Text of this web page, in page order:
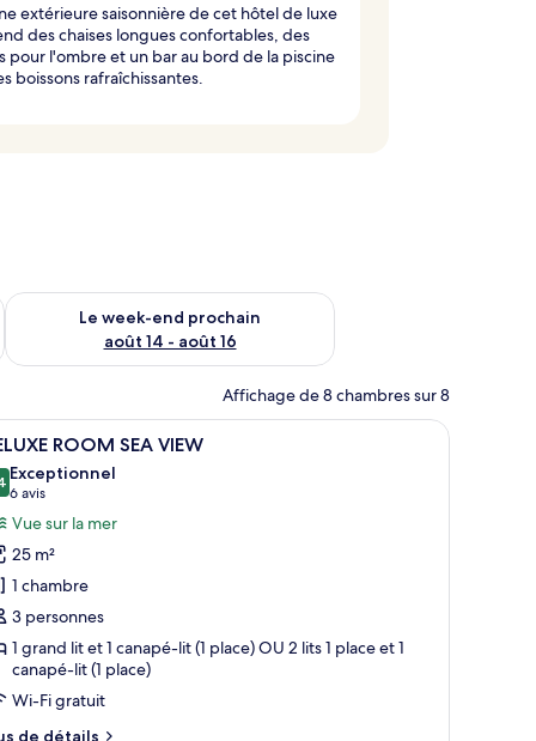
extérieure saisonnière de cet hôtel de luxe
des chaises longues confortables, des
pour l'ombre et un bar au bord de la piscine
boissons rafraîchissantes.
août 7 - août 9
Le week-end prochain
août 14 - août 16
Vérifier la disponibilité pour le week-end prochain août 14 -
Affichage de 8 chambres sur 8
encadrées accrochées au mur.
lit, d’un bureau, d’une chaise et d’un coin repas avec des fruits.
:
Une chambre d’hôtel avec un grand lit, un
5 ROOM SEA VIEW
sur 10
Exceptionnel
6 avis
(6 avis)
Vue sur la mer
25 m²
1 chambre
3 personnes
1 grand lit et 1 canapé-lit (1 place) OU 2 lits 1 place et 1
canapé-lit (1 place)
Wi-Fi gratuit
de détails